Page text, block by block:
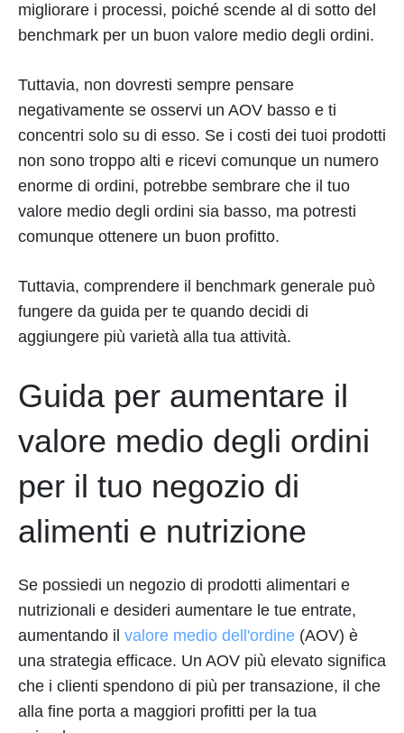
migliorare i processi, poiché scende al di sotto del
benchmark per un buon valore medio degli ordini.
Tuttavia, non dovresti sempre pensare
negativamente se osservi un AOV basso e ti
concentri solo su di esso. Se i costi dei tuoi prodotti
non sono troppo alti e ricevi comunque un numero
enorme di ordini, potrebbe sembrare che il tuo
valore medio degli ordini sia basso, ma potresti
comunque ottenere un buon profitto.
Tuttavia, comprendere il benchmark generale può
fungere da guida per te quando decidi di
aggiungere più varietà alla tua attività.
Guida per aumentare il
valore medio degli ordini
per il tuo negozio di
alimenti e nutrizione
Se possiedi un negozio di prodotti alimentari e
nutrizionali e desideri aumentare le tue entrate,
aumentando il valore medio dell'ordine (AOV) è
una strategia efficace. Un AOV più elevato significa
che i clienti spendono di più per transazione, il che
alla fine porta a maggiori profitti per la tua